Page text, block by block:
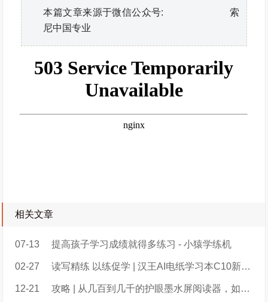
本篇文章来源于微信公众号: 索
尼中国专业
相关文章
07-13 提高孩子学习成绩就得多练习 - 小猿学练机
02-27 读写精练 以练促学 | 汉王AI电纸学习本C10新品上市
12-21 攻略 | 从几百到几千的护眼墨水屏阅读器，如何给孩子选？